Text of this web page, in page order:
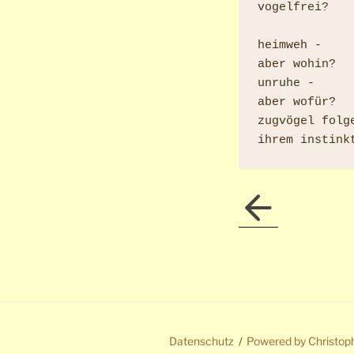
vogelfrei?
heimweh -
aber wohin?
unruhe -
aber wofür?
zugvögel
Datenschutz Powered by